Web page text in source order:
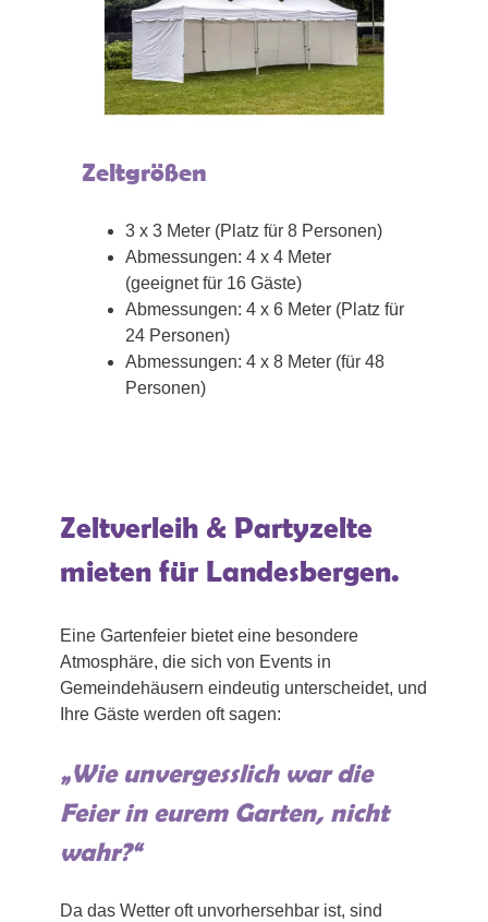
Zeltgrößen
3 x 3 Meter (Platz für 8 Personen)
Abmessungen: 4 x 4 Meter
(geeignet für 16 Gäste)
Abmessungen: 4 x 6 Meter (Platz für
24 Personen)
Abmessungen: 4 x 8 Meter (für 48
Personen)
Zeltverleih & Partyzelte
mieten für Landesbergen.
Eine Gartenfeier bietet eine besondere
Atmosphäre, die sich von Events in
Gemeindehäusern eindeutig unterscheidet, und
Ihre Gäste werden oft sagen:
„Wie unvergesslich war die
Feier in eurem Garten, nicht
wahr?“
Da das Wetter oft unvorhersehbar ist, sind